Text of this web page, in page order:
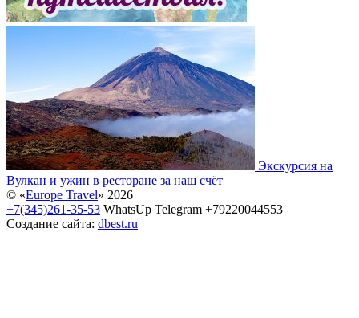
Экскурсия на
Вулкан и ужин в ресторане за наш счёт
© «Europe Travel» 2026
+7(345)261-35-53 WhatsUp Telegram +79220044553
Создание сайта: dbest.ru